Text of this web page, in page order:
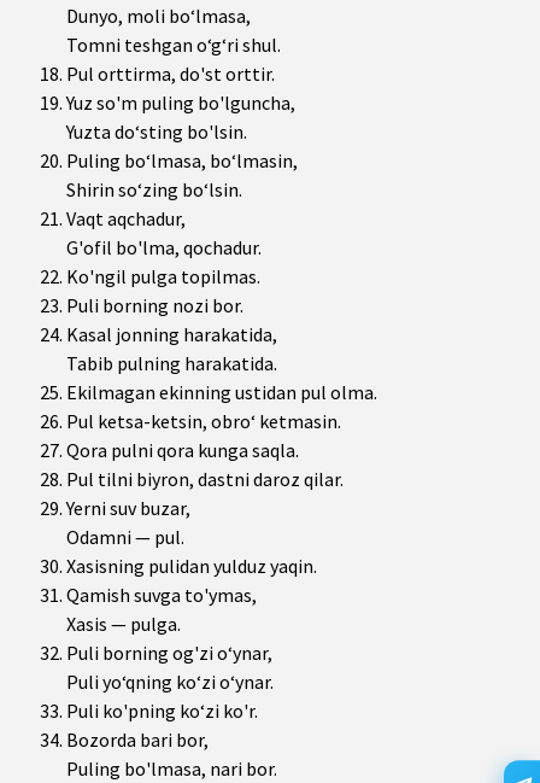
Dunyo, moli bo‘lmasa,
Tomni teshgan o‘g‘ri shul.
Pul orttirma, do'st orttir.
Yuz so'm puling bo'lguncha,
Yuzta do‘sting bo'lsin.
Puling bo‘lmasa, bo‘lmasin,
Shirin so‘zing bo‘lsin.
Vaqt aqchadur,
G'ofil bo'lma, qochadur.
Ko'ngil pulga topilmas.
Puli borning nozi bor.
Kasal jonning harakatida,
Tabib pulning harakatida.
Ekilmagan ekinning ustidan pul olma.
Pul ketsa-ketsin, obro‘ ketmasin.
Qora pulni qora kunga saqla.
Pul tilni biyron, dastni daroz qilar.
Yerni suv buzar,
Odamni — pul.
Xasisning pulidan yulduz yaqin.
Qamish suvga to'уmas,
Xasis — pulga.
Puli borning og'zi o‘ynar,
Puli yo‘qning ko‘zi o‘ynar.
Puli ko'pning ko‘zi ko'r.
Bozorda bari bor,
Puling bo'lmasa, nari bor.